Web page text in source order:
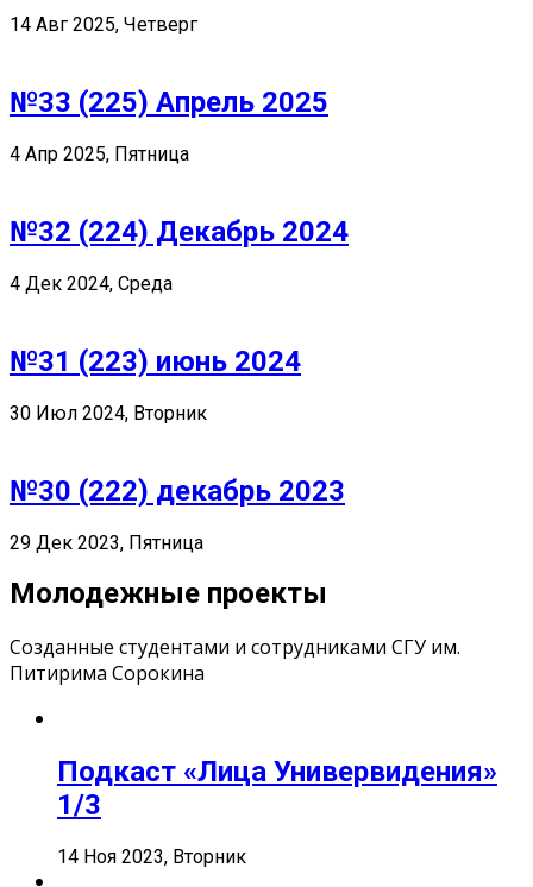
14 Авг 2025, Четверг
№33 (225) Апрель 2025
4 Апр 2025, Пятница
№32 (224) Декабрь 2024
4 Дек 2024, Среда
№31 (223) июнь 2024
30 Июл 2024, Вторник
№30 (222) декабрь 2023
29 Дек 2023, Пятница
Молодежные проекты
Созданные студентами и сотрудниками СГУ им.
Питирима Сорокина
Подкаст «Лица Универвидения»
1/3
14 Ноя 2023, Вторник